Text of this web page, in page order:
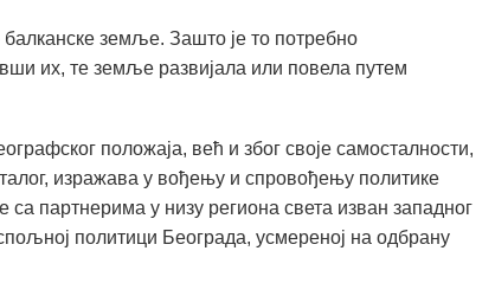
земље. Зашто је то потребно
их, те земље развијала или повела путем
положаја, већ и због своје самосталности,
изражава у вођењу и спровођењу политике
партнерима у низу региона света изван западног
политици Београда, усмереној на одбрану